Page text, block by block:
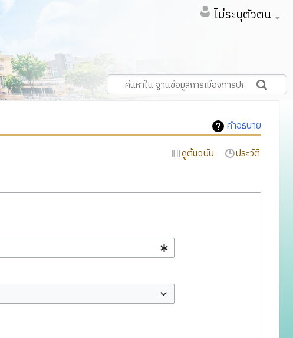
ไม่ระบุตัวตน
คำอธิบาย
ดูต้นฉบับ ประวัติ